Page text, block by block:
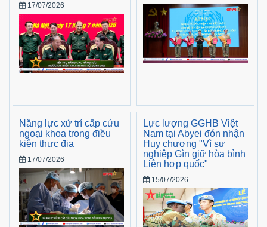
17/07/2026
Năng lực xử trí cấp cứu
ngoại khoa trong điều
kiện thực địa
17/07/2026
Lực lượng GGHB Việt
Nam tại Abyei đón nhận
Huy chương "Vì sự
nghiệp Gìn giữ hòa bình
Liên hợp quốc"
15/07/2026